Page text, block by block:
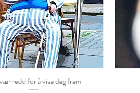
redd for å vise deg frem